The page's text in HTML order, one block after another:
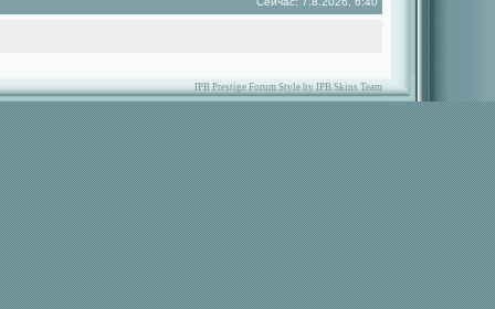
IPB Prestige Forum Style by IPB Skins Team